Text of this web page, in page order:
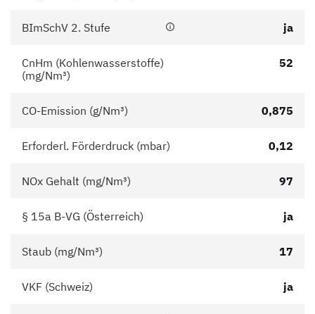
BImSchV 2. Stufe ja
CnHm (Kohlenwasserstoffe)
(mg/Nm³)
52
CO-Emission (g/Nm³) 0,875
Erforderl. Förderdruck (mbar) 0,12
NOx Gehalt (mg/Nm³) 97
§ 15a B-VG (Österreich) ja
Staub (mg/Nm³) 17
VKF (Schweiz) ja